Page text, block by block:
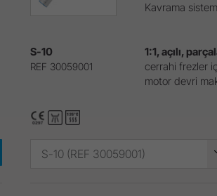
Kavrama
S-10
REF 30059001
1:1, açılı,
cerrahi frezler
motor devri
S-10 (REF 30059001)